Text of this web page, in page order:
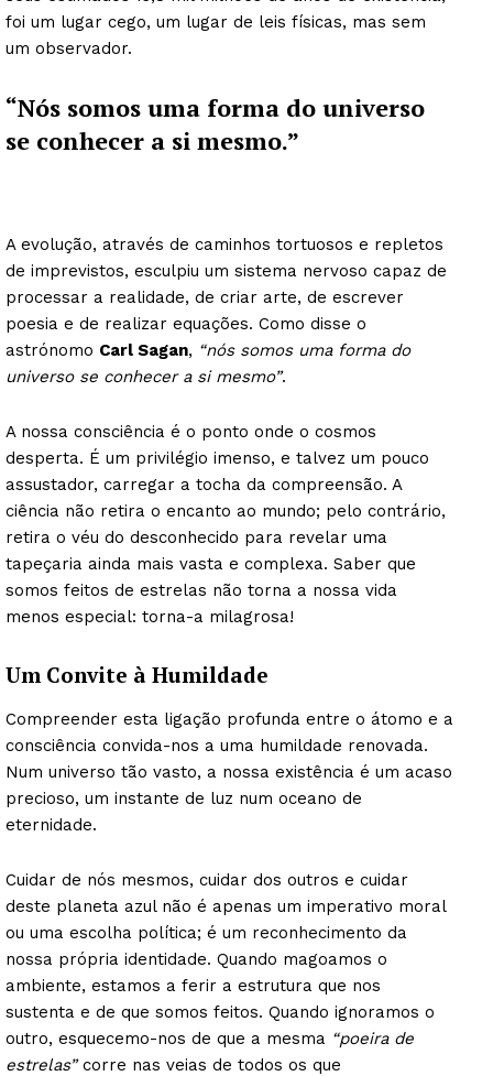
foi um lugar cego, um lugar de leis físicas, mas sem
um observador.
“Nós somos uma forma do universo
se conhecer a si mesmo.”
A evolução, através de caminhos tortuosos e repletos
de imprevistos, esculpiu um sistema nervoso capaz de
processar a realidade, de criar arte, de escrever
poesia e de realizar equações. Como disse o
astrónomo Carl Sagan, “nós somos uma forma do
universo se conhecer a si mesmo”.
A nossa consciência é o ponto onde o cosmos
desperta. É um privilégio imenso, e talvez um pouco
assustador, carregar a tocha da compreensão. A
ciência não retira o encanto ao mundo; pelo contrário,
retira o véu do desconhecido para revelar uma
tapeçaria ainda mais vasta e complexa. Saber que
somos feitos de estrelas não torna a nossa vida
menos especial: torna-a milagrosa!
Um Convite à Humildade
Compreender esta ligação profunda entre o átomo e a
consciência convida-nos a uma humildade renovada.
Num universo tão vasto, a nossa existência é um acaso
precioso, um instante de luz num oceano de
eternidade.
Cuidar de nós mesmos, cuidar dos outros e cuidar
deste planeta azul não é apenas um imperativo moral
ou uma escolha política; é um reconhecimento da
nossa própria identidade. Quando magoamos o
ambiente, estamos a ferir a estrutura que nos
sustenta e de que somos feitos. Quando ignoramos o
outro, esquecemo-nos de que a mesma “poeira de
estrelas”corre nas veias de todos os que